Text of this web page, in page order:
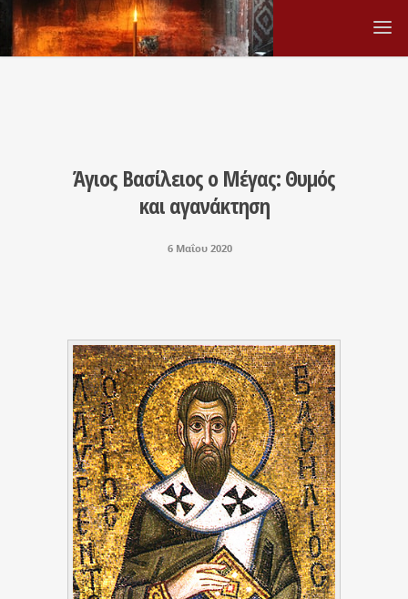
Άγιος Βασίλειος ο Μέγας: Θυμός
και αγανάκτηση
6 Μαΐου 2020